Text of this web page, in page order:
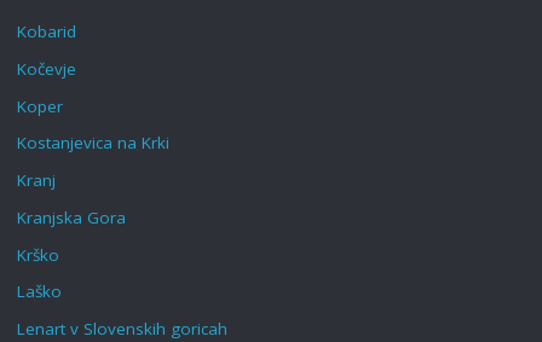
Kobarid
Kočevje
Koper
Kostanjevica na Krki
Kranj
Kranjska Gora
Krško
Laško
Lenart v Slovenskih goricah‎